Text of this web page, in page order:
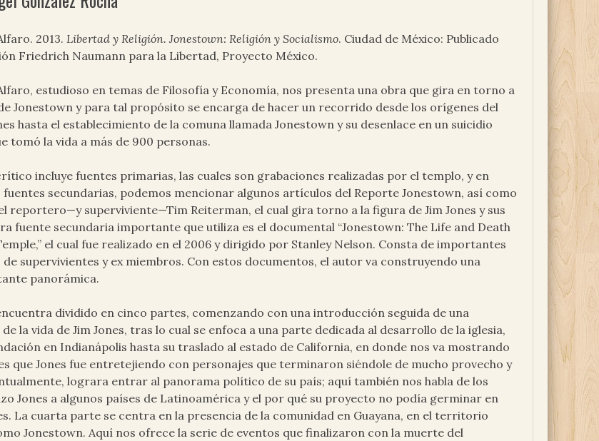
2013. Libertad y Religión. Jonestown: Religión y Socialismo. Ciudad de México: Publicado
Friedrich Naumann para la Libertad, Proyecto México.
estudioso en temas de Filosofía y Economía, nos presenta una obra que gira en torno a
Jonestown y para tal propósito se encarga de hacer un recorrido desde los orígenes del
hasta el establecimiento de la comuna llamada Jonestown y su desenlace en un suicidio
tomó la vida a más de 900 personas.
incluye fuentes primarias, las cuales son grabaciones realizadas por el templo, y en
fuentes secundarias, podemos mencionar algunos artículos del Reporte Jonestown, así como
reportero—y superviviente—Tim Reiterman, el cual gira torno a la figura de Jim Jones y sus
fuente secundaria importante que utiliza es el documental “Jonestown: The Life and Death
el cual fue realizado en el 2006 y dirigido por Stanley Nelson. Consta de importantes
supervivientes y ex miembros. Con estos documentos, el autor va construyendo una
panorámica.
dividido en cinco partes, comenzando con una introducción seguida de una
la vida de Jim Jones, tras lo cual se enfoca a una parte dedicada al desarrollo de la iglesia,
en Indianápolis hasta su traslado al estado de California, en donde nos va mostrando
que Jones fue entretejiendo con personajes que terminaron siéndole de mucho provecho y
lograra entrar al panorama político de su país; aquí también nos habla de los
Jones a algunos países de Latinoamérica y el por qué su proyecto no podía germinar en
La cuarta parte se centra en la presencia de la comunidad en Guayana, en el territorio
Jonestown. Aquí nos ofrece la serie de eventos que finalizaron con la muerte del